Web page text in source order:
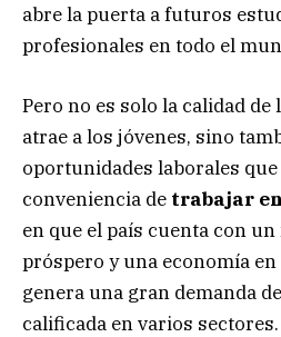
abre la puerta a futuros
profesionales en todo el
Pero no es solo la calidad de
atrae a los jóvenes, sino
oportunidades laborales
conveniencia de trabajar
en que el país cuenta con
próspero y una economía
genera una gran demanda
calificada en varios sectores.